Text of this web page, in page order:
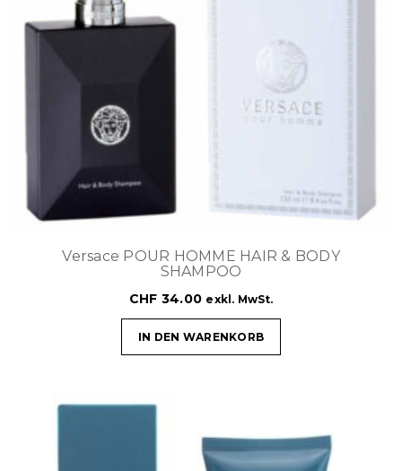
Versace POUR HOMME HAIR & BODY
SHAMPOO
CHF 34.00 exkl. MwSt.
IN DEN WARENKORB